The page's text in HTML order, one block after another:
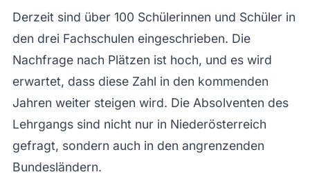
Derzeit sind über 100 Schülerinnen und Schüler in
den drei Fachschulen eingeschrieben. Die
Nachfrage nach Plätzen ist hoch, und es wird
erwartet, dass diese Zahl in den kommenden
Jahren weiter steigen wird. Die Absolventen des
Lehrgangs sind nicht nur in Niederösterreich
gefragt, sondern auch in den angrenzenden
Bundesländern.